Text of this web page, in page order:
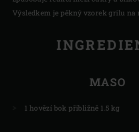
Výsledkem je pěkný vzorek grilu na
MASO
1 hovězí bok přibližně 1.5 kg